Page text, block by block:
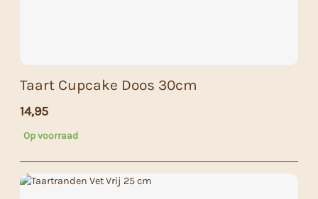
Taart Cupcake Doos 30cm
14,95
Op voorraad